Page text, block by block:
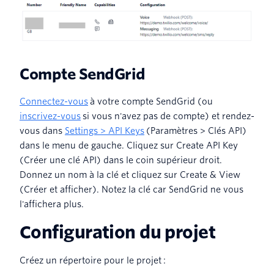
Compte SendGrid
Connectez-vous à votre compte SendGrid (ou
inscrivez-vous si vous n'avez pas de compte) et rendez-
vous dans Settings > API Keys (Paramètres > Clés API)
dans le menu de gauche. Cliquez sur Create API Key
(Créer une clé API) dans le coin supérieur droit.
Donnez un nom à la clé et cliquez sur Create & View
(Créer et afficher). Notez la clé car SendGrid ne vous
l'affichera plus.
Configuration du projet
Créez un répertoire pour le projet :